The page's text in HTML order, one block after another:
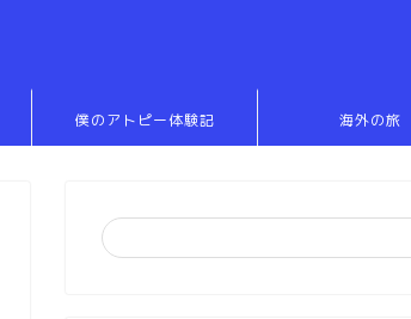
僕のアトピー体験記 海外の旅